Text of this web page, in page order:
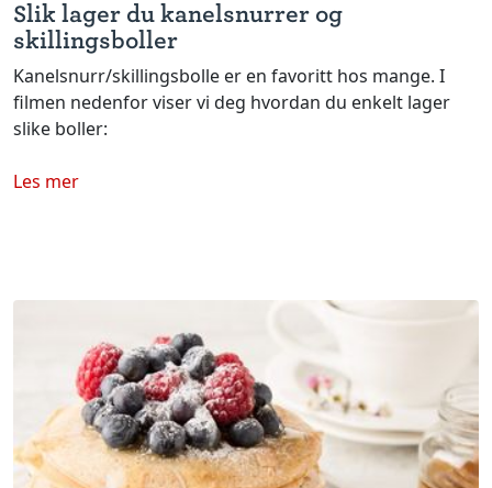
Slik lager du kanelsnurrer og
skillingsboller
Kanelsnurr/skillingsbolle er en favoritt hos mange. I
filmen nedenfor viser vi deg hvordan du enkelt lager
slike boller:
Les mer